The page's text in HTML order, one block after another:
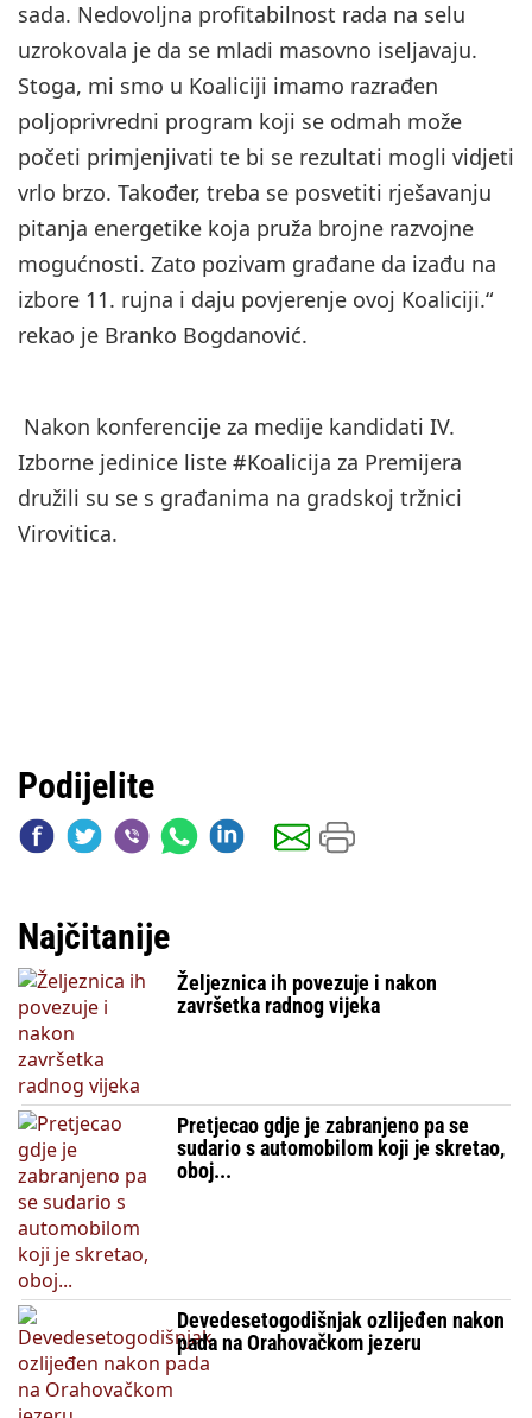
sada. Nedovoljna profitabilnost rada na selu
uzrokovala je da se mladi masovno iseljavaju.
Stoga, mi smo u Koaliciji imamo razrađen
poljoprivredni program koji se odmah može
početi primjenjivati te bi se rezultati mogli vidjeti
vrlo brzo. Također, treba se posvetiti rješavanju
pitanja energetike koja pruža brojne razvojne
mogućnosti. Zato pozivam građane da izađu na
izbore 11. rujna i daju povjerenje ovoj Koaliciji.“
rekao je Branko Bogdanović.
Nakon konferencije za medije kandidati IV.
Izborne jedinice liste #Koalicija za Premijera
družili su se s građanima na gradskoj tržnici
Virovitica.
Podijelite
Najčitanije
Željeznica ih povezuje i nakon
završetka radnog vijeka
Pretjecao gdje je zabranjeno pa se
sudario s automobilom koji je skretao,
oboj...
Devedesetogodišnjak ozlijeđen nakon
pada na Orahovačkom jezeru